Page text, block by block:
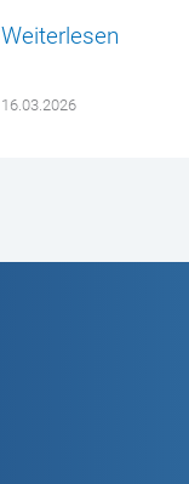
Weiterlesen
16.03.2026